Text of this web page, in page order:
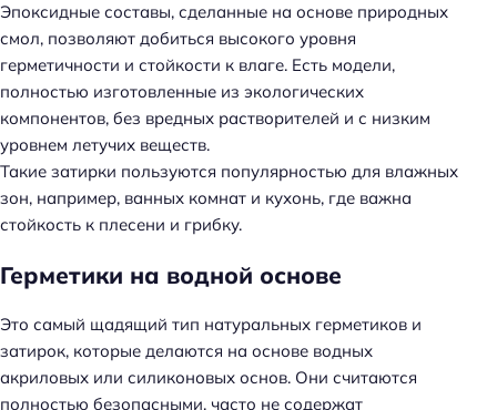
Эпоксидные составы, сделанные на основе природных
смол, позволяют добиться высокого уровня
герметичности и стойкости к влаге. Есть модели,
полностью изготовленные из экологических
компонентов, без вредных растворителей и с низким
уровнем летучих веществ.
Такие затирки пользуются популярностью для влажных
зон, например, ванных комнат и кухонь, где важна
стойкость к плесени и грибку.
Герметики на водной основе
Это самый щадящий тип натуральных герметиков и
затирок, которые делаются на основе водных
акриловых или силиконовых основ. Они считаются
полностью безопасными, часто не содержат